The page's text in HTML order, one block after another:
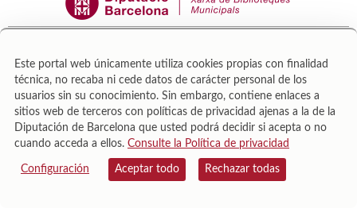
Área de Cultura – Gerència de Serveis de Biblioteques. Zamora, 73. 08018 Barcelona. Tel:
943 022 222.
© Il·lustracions: Txesco Montalt · Esther Pradell · Agustín Comotto · David Maynar · Pam
López · Vanesa Rovira
Este portal web únicamente utiliza cookies propias con finalidad
técnica, no recaba ni cede datos de carácter personal de los
usuarios sin su conocimiento. Sin embargo, contiene enlaces a
sitios web de terceros con políticas de privacidad ajenas a la de la
Diputación de Barcelona que usted podrá decidir si acepta o no
cuando acceda a ellos. Consulte la Política de privacidad
Configuración Aceptar todo Rechazar todas